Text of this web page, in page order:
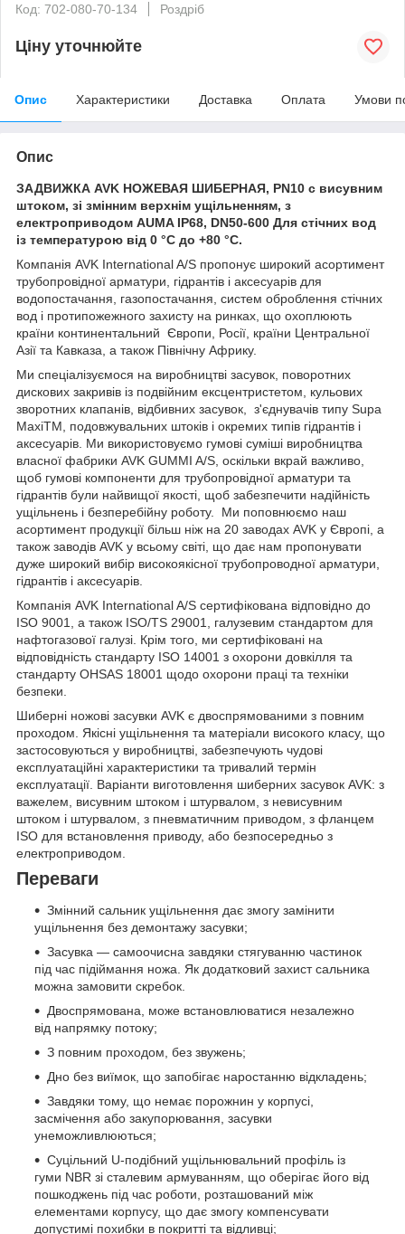
Код: 702-080-70-134
Роздріб
Ціну уточнюйте
Опис Характеристики Доставка Оплата Умови
Опис
ЗАДВИЖКА AVK НОЖЕВАЯ ШИБЕРНАЯ, PN10 c висувним
штоком, зі змінним верхнім ущільненням, з
електроприводом AUMA IP68, DN50-600 Для стічних вод
із температурою від 0 °C до +80 °C.
Компанія AVK International A/S пропонує широкий асортимент
трубопровідної арматури, гідрантів і аксесуарів для
водопостачання, газопостачання, систем оброблення стічних
вод і протипожежного захисту на ринках, що охоплюють
країни континентальний Європи, Росії, країни Центральної
Азії та Кавказа, а також Північну Африку.
Ми спеціалізуємося на виробництві засувок, поворотних
дискових закривів із подвійним ексцентристетом, кульових
зворотних клапанів, відбивних засувок, з'єднувачів типу Supa
MaxiTM, подовжувальних штоків і окремих типів гідрантів і
аксесуарів. Ми використовуємо гумові суміші виробництва
власної фабрики AVK GUMMI A/S, оскільки вкрай важливо,
щоб гумові компоненти для трубопровідної арматури та
гідрантів були найвищої якості, щоб забезпечити надійність
ущільнень і безперебійну роботу. Ми поповнюємо наш
асортимент продукції більш ніж на 20 заводах AVK у Європі, а
також заводів AVK у всьому світі, що дає нам пропонувати
дуже широкий вибір високоякісної трубопроводної арматури,
гідрантів і аксесуарів.
Компанія AVK International A/S сертифікована відповідно до
ISO 9001, а також ISO/TS 29001, галузевим стандартом для
нафтогазової галузі. Крім того, ми сертифіковані на
відповідність стандарту ISO 14001 з охорони довкілля та
стандарту OHSAS 18001 щодо охорони праці та техніки
безпеки.
Шиберні ножові засувки AVK є двоспрямованими з повним
проходом. Якісні ущільнення та матеріали високого класу, що
застосовуються у виробництві, забезпечують чудові
експлуатаційні характеристики та тривалий термін
експлуатації. Варіанти виготовлення шиберних засувок AVK: з
важелем, висувним штоком і штурвалом, з невисувним
штоком і штурвалом, з пневматичним приводом, з фланцем
ISO для встановлення приводу, або безпосередньо з
електроприводом.
Переваги
Змінний сальник ущільнення дає змогу замінити
ущільнення без демонтажу засувки;
Засувка — самоочисна завдяки стягуванню частинок
під час підіймання ножа. Як додатковий захист сальника
можна замовити скребок.
Двоспрямована, може встановлюватися незалежно
від напрямку потоку;
З повним проходом, без звужень;
Дно без виїмок, що запобігає наростанню відкладень;
Завдяки тому, що немає порожнин у корпусі,
засмічення або закупорювання, засувки
унеможливлюються;
Суцільний U-подібний ущільнювальний профіль із
гуми NBR зі сталевим армуванням, що оберігає його від
пошкоджень під час роботи, розташований між
елементами корпусу, що дає змогу компенсувати
допустимі похибки в покритті та відливці;